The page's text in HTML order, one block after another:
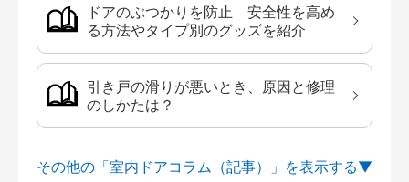
ドアのぶつかりを防止 安全性を高め
る方法やタイプ別のグッズを紹介
引き戸の滑りが悪いとき、原因と修理
のしかたは？
その他の「室内ドアコラム（記事）」を